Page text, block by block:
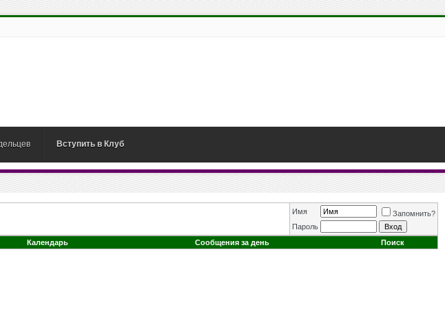
Вступить в Клуб
Имя
Запомнить?
Пароль
Календарь Сообщения за день Поиск